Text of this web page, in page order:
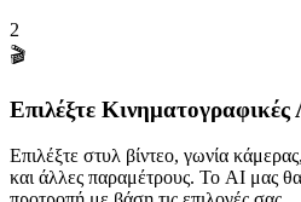
2
🎬
Επιλέξτε Κινηματογραφικές
Επιλέξτε στυλ βίντεο, γωνία
και άλλες παραμέτρους. Το AI μας θα